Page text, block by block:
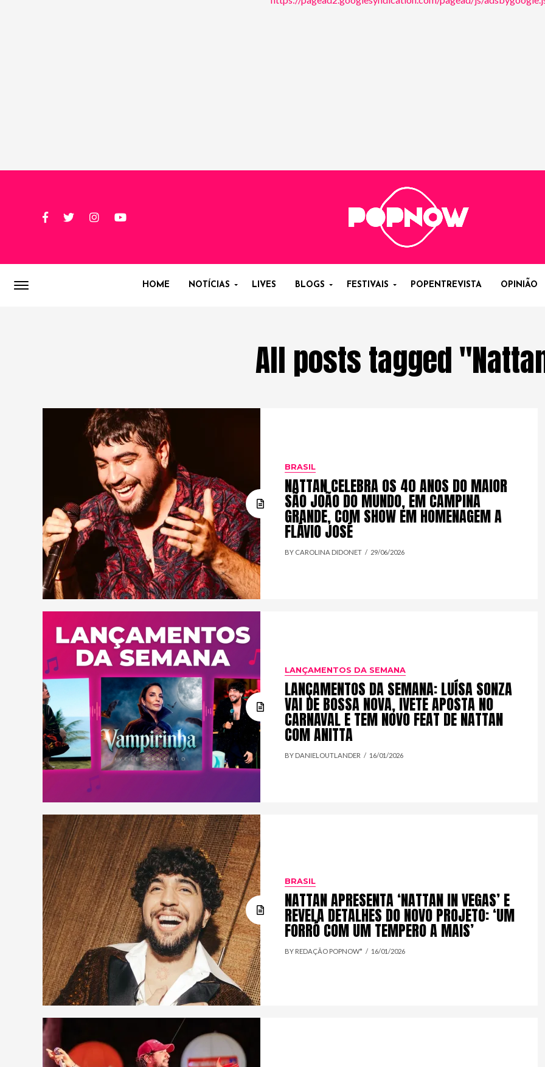
HOME NOTÍCIAS LIVES BLOGS FESTIVAIS POPENTREVISTA OPINIÃO
All posts tagged
BRASIL
NATTAN CELEBRA OS 40 ANOS DO MAIOR
SÃO JOÃO DO MUNDO, EM CAMPINA
GRANDE, COM SHOW EM HOMENAGEM A
FLÁVIO JOSÉ
BY CAROLINA DIDONET 29/06/2026
LANÇAMENTOS DA SEMANA
LANÇAMENTOS DA SEMANA: LUÍSA SONZA
VAI DE BOSSA NOVA, IVETE APOSTA NO
CARNAVAL E TEM NOVO FEAT DE NATTAN
COM ANITTA
BY DANIELOUTLANDER 16/01/2026
BRASIL
NATTAN APRESENTA ‘NATTAN IN VEGAS’ E
REVELA DETALHES DO NOVO PROJETO: ‘UM
FORRÓ COM UM TEMPERO A MAIS’
BY REDAÇÃO POPNOW* 16/01/2026